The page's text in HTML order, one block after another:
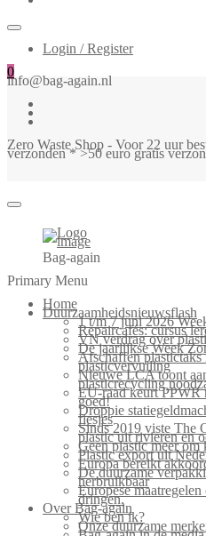
Login / Register
0
info@bag-again.nl
Zero Waste Shop - Voor 22 uur
verzonden * >50 euro gratis
Bag-again
Primary Menu
Home
Duurzaamheidsnieuwsflash
1 t/m 7 juni 2026
Repaircafés: cursus
VN verdrag over
De jaarlijkse Week
Afschaffen plastictaks
plasticvervuiling
Nieuwe LCA toont
plasticrecycling
EU-raad keurt PPWR
goed!
Droppie
flesjes
Sinds 2019 viste The
plastic uit rivieren en
Geen plastic meer
Plastic export uit
Europa bereikt
De duurzame
herbruikbaar
Europese
dringen.
Over Bag-again
Wie ben ik?
Onze duurzame